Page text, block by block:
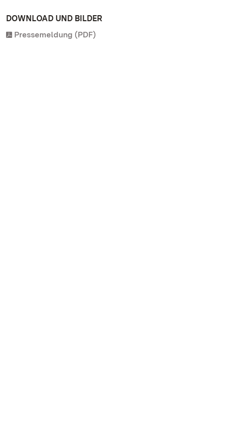
DOWNLOAD UND BILDER
Pressemeldung (PDF)